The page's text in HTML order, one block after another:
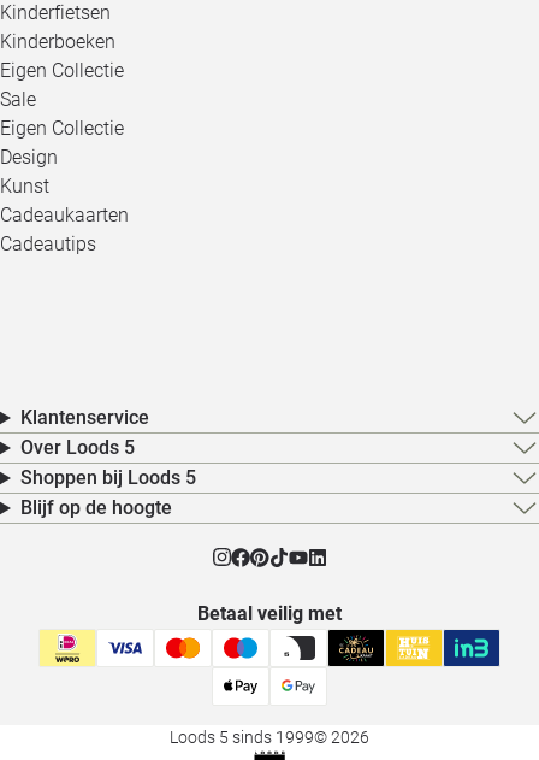
Kinderfietsen
Kinderboeken
Eigen Collectie
Sale
Eigen Collectie
Design
Kunst
Cadeaukaarten
Cadeautips
Klantenservice
Over Loods 5
Shoppen bij Loods 5
Blijf op de hoogte
Betaal veilig met
Loods 5 sinds 1999© 2026